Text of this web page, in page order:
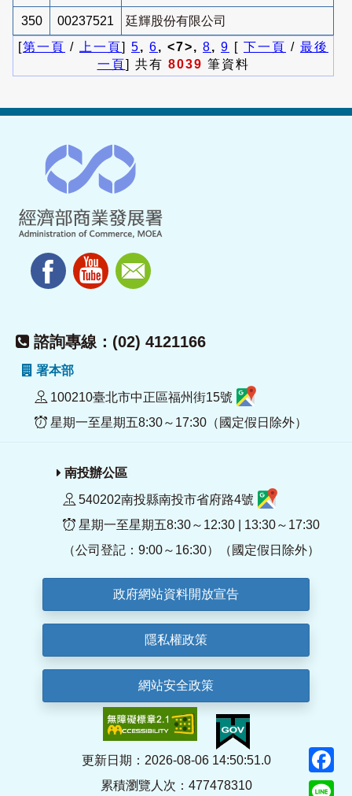
350 00237521
廷輝股份有限公司
[第一頁 / 上一頁] 5, 6, <7>, 8, 9 [ 下一頁 / 最後
一頁] 共有 8039 筆資料
諮詢專線：(02) 4121166
署本部
100210臺北市中正區福州街15號
星期一至星期五8:30～17:30（國定假日除外）
南投辦公區
540202南投縣南投市省府路4號
星期一至星期五8:30～12:30 | 13:30～17:30
（公司登記：9:00～16:30）（國定假日除外）
政府網站資料開放宣告
隱私權政策
網站安全政策
更新日期：2026-08-06 14:50:51.0
累積瀏覽人次：477478310